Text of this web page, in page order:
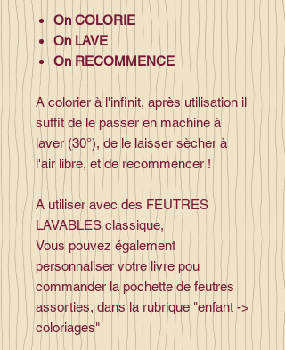
On COLORIE
On LAVE
On RECOMMENCE
A colorier à l'infinit, après utilisation il
suffit de le passer en machine à
laver (30°), de le laisser sècher à
l'air libre, et de recommencer !
A utiliser avec des FEUTRES
LAVABLES classique,
Vous pouvez également
personnaliser votre livre pou
commander la pochette de feutres
assorties, dans la rubrique "enfant ->
coloriages"